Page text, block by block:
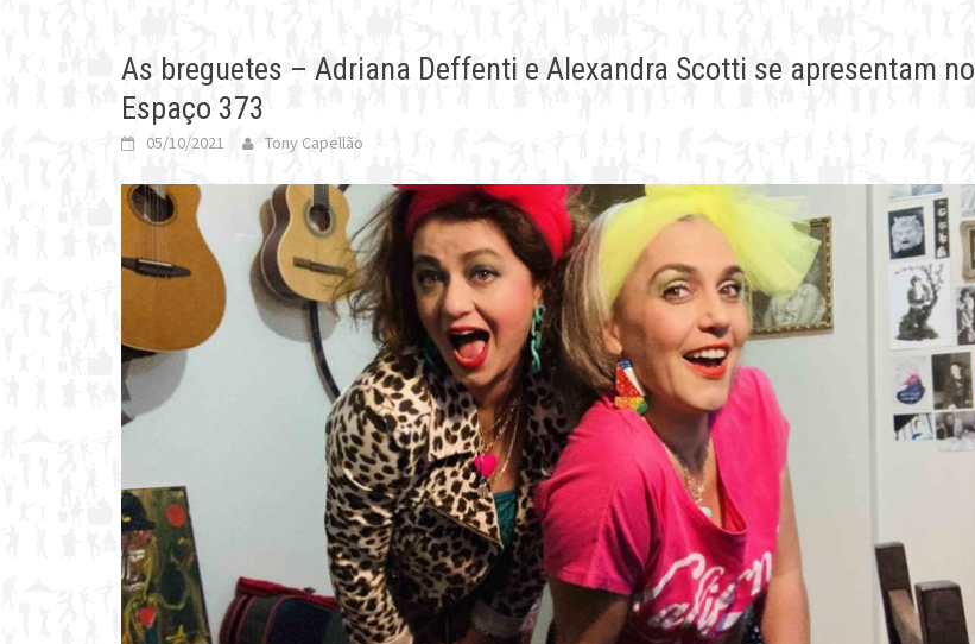
As breguetes – Adriana Deffenti e Alexandra Scotti se apresentam no
Espaço 373
05/10/2021 Tony Capellão